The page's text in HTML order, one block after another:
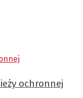
ochronnej